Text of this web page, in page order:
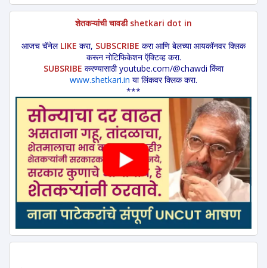
शेतकऱ्यांची चावडी shetkari dot in
आजच चॅनेल LIKE करा, SUBSCRIBE करा आणि बेलच्या आयकॉनवर क्लिक
करून नोटिफिकेशन ऍक्टिव्ह करा.
SUBSRIBE करण्यासाठी youtube.com/@chawdi किंवा
www.shetkari.in या लिंकवर क्लिक करा.
***